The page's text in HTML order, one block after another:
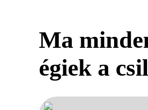
Ma
égiek a